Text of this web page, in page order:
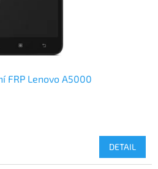
FRP Lenovo A5000
DETAIL